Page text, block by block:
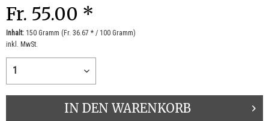
Fr. 55.00 *
Inhalt: 150 Gramm (Fr. 36.67 * / 100 Gramm)
inkl. MwSt.
IN DEN WARENKORB